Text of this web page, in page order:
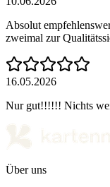
Absolut
zweimal zur
16.05.2026
Nur gut!!!!!! Nichts
Über uns